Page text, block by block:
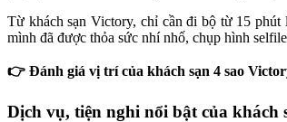
Từ khách sạn Victory, chỉ cần đi bộ từ 15
mình đã được thỏa sức nhí nhố, chụp hình
👉 Đánh giá vị trí của khách sạn 4 sao
Dịch vụ, tiện nghi nổi bật của khách